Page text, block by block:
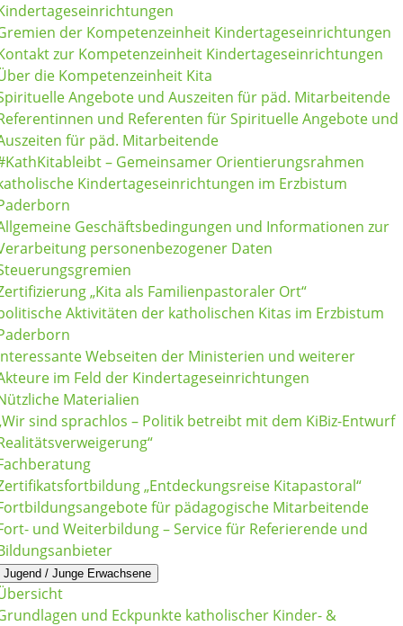
der Kompetenzeinheit Kindertageseinrichtungen
zur Kompetenzeinheit Kindertageseinrichtungen
die Kompetenzeinheit Kita
Angebote und Auszeiten für päd. Mitarbeitende
und Referenten für Spirituelle Angebote und
für päd. Mitarbeitende
– Gemeinsamer Orientierungsrahmen
Kindertageseinrichtungen im Erzbistum
Geschäftsbedingungen und Informationen zur
personenbezogener Daten
„Kita als Familienpastoraler Ort“
Aktivitäten der katholischen Kitas im Erzbistum
Webseiten der Ministerien und weiterer
im Feld der Kindertageseinrichtungen
Materialien
sind sprachlos – Politik betreibt mit dem KiBiz-Entwurf
„Entdeckungsreise Kitapastoral“
für pädagogische Mitarbeitende
und Weiterbildung – Service für Referierende und
Jugend / Junge Erwachsene
und Eckpunkte katholischer Kinder- &